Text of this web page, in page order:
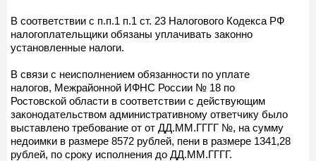
В соответствии с п.п.1 п.1 cт. 23 Налогового Кодекса РФ
налогоплательщики обязаны уплачивать законно
установленные налоги.
В связи с неисполнением обязанности по уплате
налогов, Межрайонной ИФНС России № 18 по
Ростовской области в соответствии с действующим
законодательством административному ответчику было
выставлено требование от от ДД.ММ.ГГГГ №, на сумму
недоимки в размере 8572 рублей, пени в размере 1341,28
рублей, по сроку исполнения до ДД.ММ.ГГГГ.